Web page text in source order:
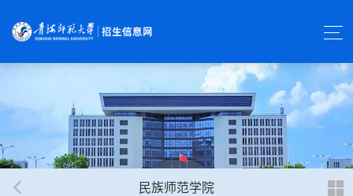
民族师范学院